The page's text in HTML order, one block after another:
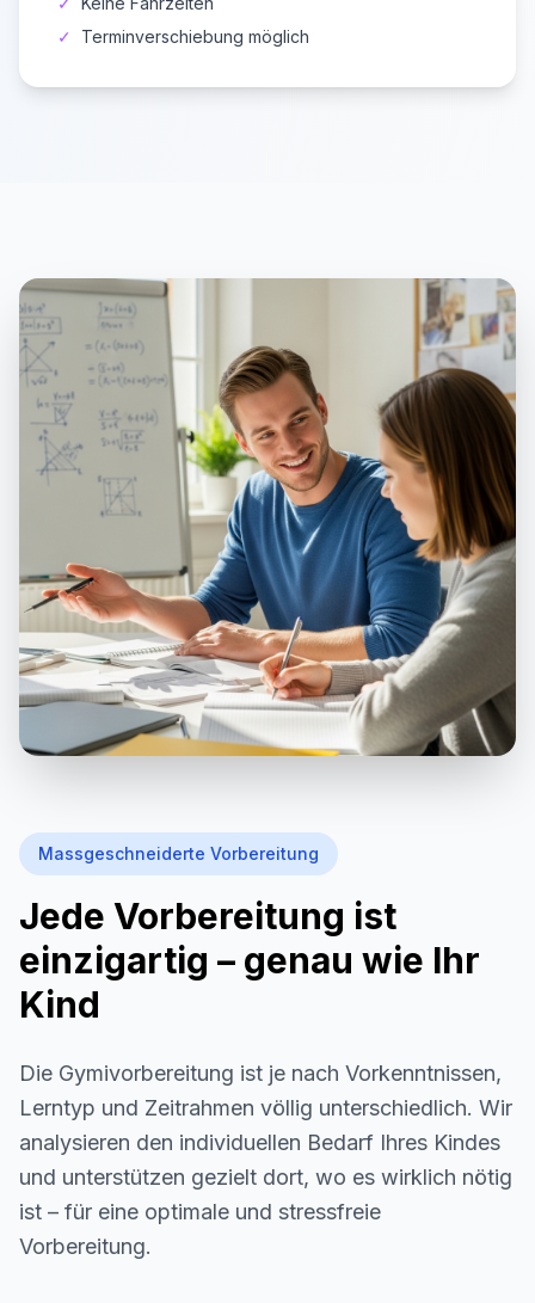
✓
Terminverschiebung möglich
Massgeschneiderte Vorbereitung
Jede Vorbereitung ist
einzigartig – genau wie Ihr
Kind
Die Gymivorbereitung ist je nach Vorkenntnissen,
Lerntyp und Zeitrahmen völlig unterschiedlich. Wir
analysieren den individuellen Bedarf Ihres Kindes
und unterstützen gezielt dort, wo es wirklich nötig
ist – für eine optimale und stressfreie
Vorbereitung.